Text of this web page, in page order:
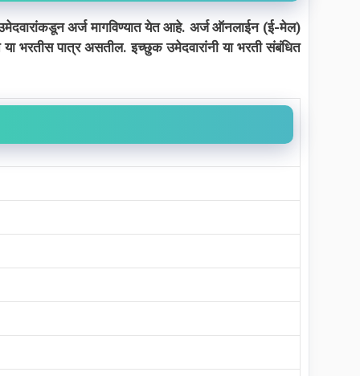
अर्ज मागविण्यात येत आहे. अर्ज ऑनलाईन (ई-मेल)
भरतीस पात्र असतील. इच्छुक उमेदवारांनी या भरती संबंधित